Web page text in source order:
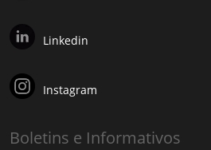
Linkedin
Instagram
Boletins e Informativos